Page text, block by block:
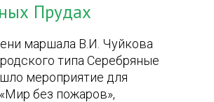
Прудах
маршала В.И. Чуйкова
типа Серебряные
мероприятие для
без пожаров»,